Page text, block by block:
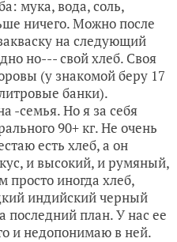
мука, вода, соль,
ничего. Можно после
на следующий
но--- свой хлеб. Своя
(у знакомой беру 17
банки).
-семья. Но я за себя
90+ кг. Не очень
есть хлеб, а он
и высокий, и румяный,
просто иногда хлеб,
индийский черный
последний план. У нас ее
и недопонимаю в ней.